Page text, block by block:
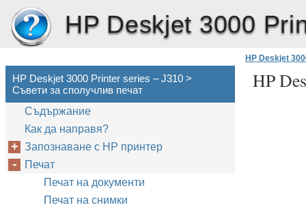
HP Deskjet 3000
HP Deskjet
HP
HP Deskjet 3000 Printer series – J310 >
Съвети за сполучлив печат
Cъдържание
Как да направя?
Запознаване с HP принтер
Печат
Печат на документи
Печат на снимки